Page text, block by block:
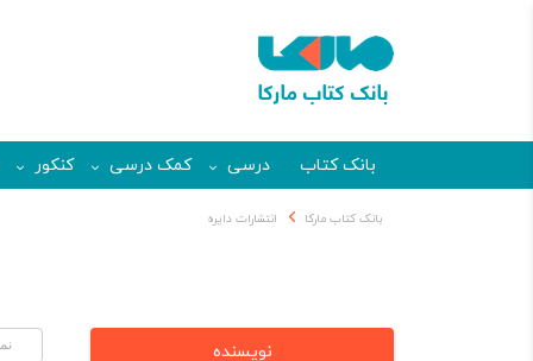
بانک کتاب درسی کمک درسی کنکور
بانک کتاب مارکا انتشارات دایره
نویسنده